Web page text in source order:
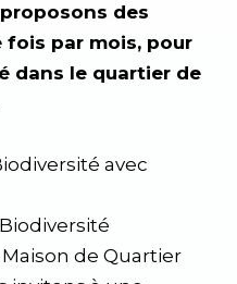
des
par mois, pour
dans le quartier de
avec
de Quartier